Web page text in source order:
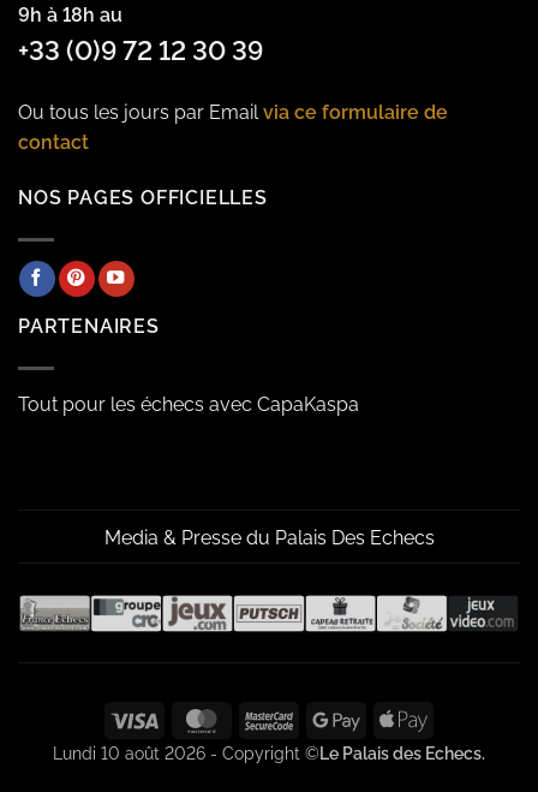
9h à 18h au
+33 (0)9 72 12 30 39
Ou tous les jours par Emailvia ce formulaire de
contact
NOS PAGES OFFICIELLES
PARTENAIRES
Tout pour les échecs avec CapaKaspa
Media & Presse du Palais Des Echecs
Visa MasterCardMasterCard
2
Google
Pay
Apple
Pay
Lundi 10 août 2026 - Copyright ©Le Palais des Echecs.